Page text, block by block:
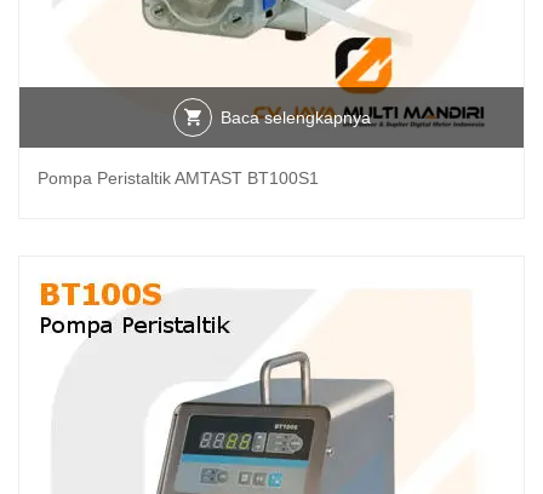
Baca selengkapnya
Pompa Peristaltik AMTAST BT100S1